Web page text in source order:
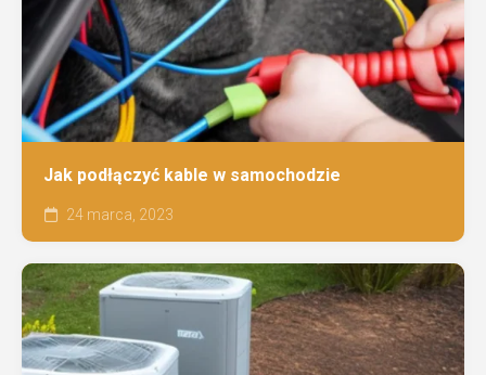
Jak podłączyć kable w samochodzie
24 marca, 2023